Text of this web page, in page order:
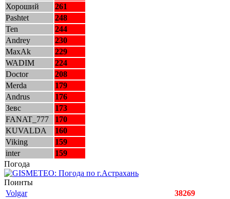
Хороший
261
Pashtet
248
Ten
244
Andrey
230
MaxAk
229
WADIM
224
Doctor
208
Merda
179
Andrus
176
Зевс
173
FANAT_777
170
KUVALDA
160
Viking
159
inter
159
Погода
Поинты
Volgar
38269